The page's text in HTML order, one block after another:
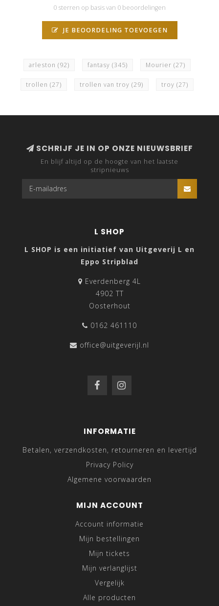
0 sterren op basis van 0 beoordelingen
JE BEOORDELING TOEVOEGEN
arleston (92) fantasy (345) Mourier (27)
trollen (27) trollen van troy (29) troy (27)
SCHRIJF JE IN OP ONZE NIEUWSBRIEF
En blijf altijd op de hoogte van het laatste
stripnieuws
L SHOP
L SHOP is een initiatief van Uitgeverij L en
Eppo Stripblad
Everdenberg 4L
4902 TT
Oosterhout
0162 461110
office@uitgeverijl.nl
INFORMATIE
Betalen, verzendkosten, retourneren en levertijd
Privacy Policy
Algemene voorwaarden
MIJN ACCOUNT
Account informatie
Mijn bestellingen
Mijn tickets
Mijn verlanglijst
Vergelijk
Alle producten